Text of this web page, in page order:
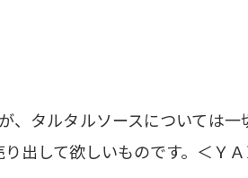
、タルタルソースについては一
出して欲しいものです。＜ＹＡ